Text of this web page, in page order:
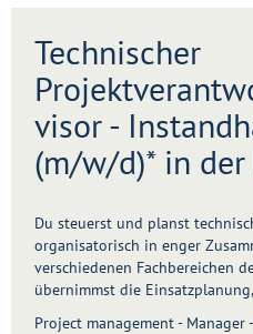
Technischer
visor -
(m/w/d)* in
Du steuerst und planst
organisatorisch in enger
verschiedenen Fachbereichen
übernimmst die
Project management -